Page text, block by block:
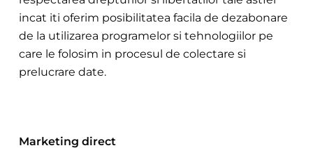
incat iti oferim posibilitatea facila de dezabonare
de la utilizarea programelor si tehnologiilor pe
care le folosim in procesul de colectare si
prelucrare date.
Marketing direct